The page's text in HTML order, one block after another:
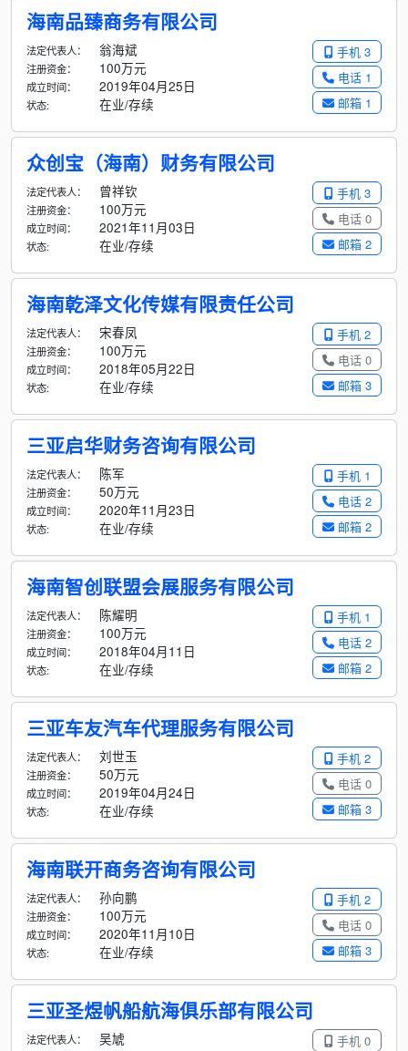
海南品臻商务有限公司
手机 3
电话 1
邮箱 1
法定代表人： 翁海斌
注册资金： 100万元
成立时间： 2019年04月25日
状态: 在业/存续
众创宝（海南）财务有限公司
手机 3
电话 0
邮箱 2
法定代表人： 曾祥钦
注册资金： 100万元
成立时间： 2021年11月03日
状态: 在业/存续
海南乾泽文化传媒有限责任公司
手机 2
电话 0
邮箱 3
法定代表人： 宋春凤
注册资金： 100万元
成立时间： 2018年05月22日
状态: 在业/存续
三亚启华财务咨询有限公司
手机 1
电话 2
邮箱 2
法定代表人： 陈军
注册资金： 50万元
成立时间： 2020年11月23日
状态: 在业/存续
海南智创联盟会展服务有限公司
手机 1
电话 2
邮箱 2
法定代表人： 陈耀明
注册资金： 100万元
成立时间： 2018年04月11日
状态: 在业/存续
三亚车友汽车代理服务有限公司
手机 2
电话 0
邮箱 3
法定代表人： 刘世玉
注册资金： 50万元
成立时间： 2019年04月24日
状态: 在业/存续
海南联开商务咨询有限公司
手机 2
电话 0
邮箱 3
法定代表人： 孙向鹏
注册资金： 100万元
成立时间： 2020年11月10日
状态: 在业/存续
三亚圣煜帆船航海俱乐部有限公司
手机 0
法定代表人： 吴虓